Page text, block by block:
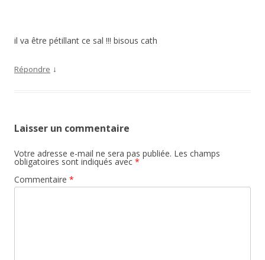
il va être pétillant ce sal !!! bisous cath
Répondre ↓
Laisser un commentaire
Votre adresse e-mail ne sera pas publiée. Les champs
obligatoires sont indiqués avec *
Commentaire *